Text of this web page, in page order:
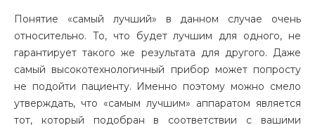
Понятие «самый лучший» в данном случае очень
относительно. То, что будет лучшим для одного, не
гарантирует такого же результата для другого. Даже
самый высокотехнологичный прибор может попросту
не подойти пациенту. Именно поэтому можно смело
утверждать, что «самым лучшим» аппаратом является
тот, который подобран в соответствии с вашими